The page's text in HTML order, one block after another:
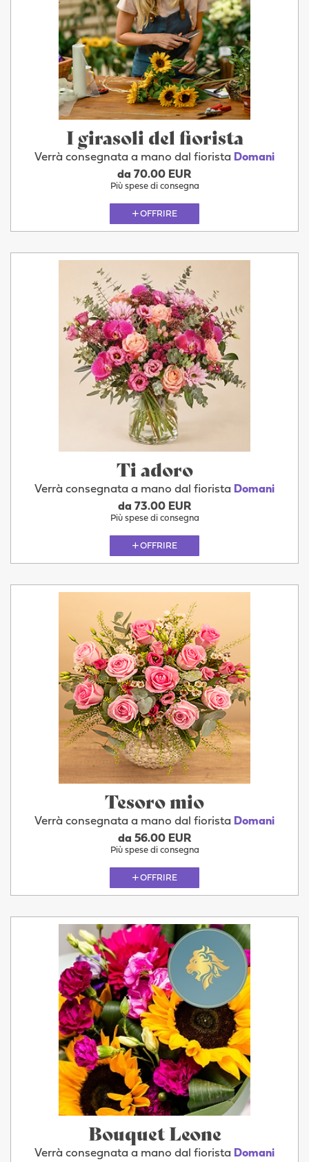
I girasoli del fiorista
Verrà consegnata a mano dal fiorista Domani
da 70.00 EUR
Più spese di consegna
OFFRIRE
Ti adoro
Verrà consegnata a mano dal fiorista Domani
da 73.00 EUR
Più spese di consegna
OFFRIRE
Tesoro mio
Verrà consegnata a mano dal fiorista Domani
da 56.00 EUR
Più spese di consegna
OFFRIRE
Bouquet Leone
Verrà consegnata a mano dal fiorista Domani